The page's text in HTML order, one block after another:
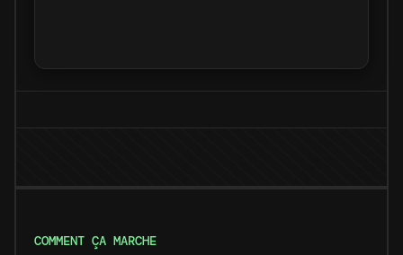
COMMENT ÇA MARCHE